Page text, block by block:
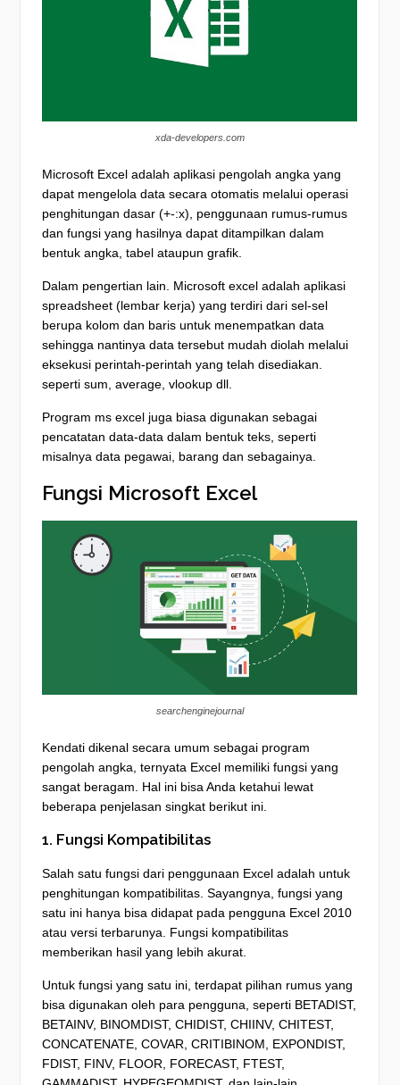
xda-developers.com
Microsoft Excel adalah aplikasi pengolah angka yang
dapat mengelola data secara otomatis melalui operasi
penghitungan dasar (+-:x), penggunaan rumus-rumus
dan fungsi yang hasilnya dapat ditampilkan dalam
bentuk angka, tabel ataupun grafik.
Dalam pengertian lain. Microsoft excel adalah aplikasi
spreadsheet (lembar kerja) yang terdiri dari sel-sel
berupa kolom dan baris untuk menempatkan data
sehingga nantinya data tersebut mudah diolah melalui
eksekusi perintah-perintah yang telah disediakan.
seperti sum, average, vlookup dll.
Program ms excel juga biasa digunakan sebagai
pencatatan data-data dalam bentuk teks, seperti
misalnya data pegawai, barang dan sebagainya.
Fungsi Microsoft Excel
searchenginejournal
Kendati dikenal secara umum sebagai program
pengolah angka, ternyata Excel memiliki fungsi yang
sangat beragam. Hal ini bisa Anda ketahui lewat
beberapa penjelasan singkat berikut ini.
1. Fungsi Kompatibilitas
Salah satu fungsi dari penggunaan Excel adalah untuk
penghitungan kompatibilitas. Sayangnya, fungsi yang
satu ini hanya bisa didapat pada pengguna Excel 2010
atau versi terbarunya. Fungsi kompatibilitas
memberikan hasil yang lebih akurat.
Untuk fungsi yang satu ini, terdapat pilihan rumus yang
bisa digunakan oleh para pengguna, seperti BETADIST,
BETAINV, BINOMDIST, CHIDIST, CHIINV, CHITEST,
CONCATENATE, COVAR, CRITIBINOM, EXPONDIST,
FDIST, FINV, FLOOR, FORECAST, FTEST,